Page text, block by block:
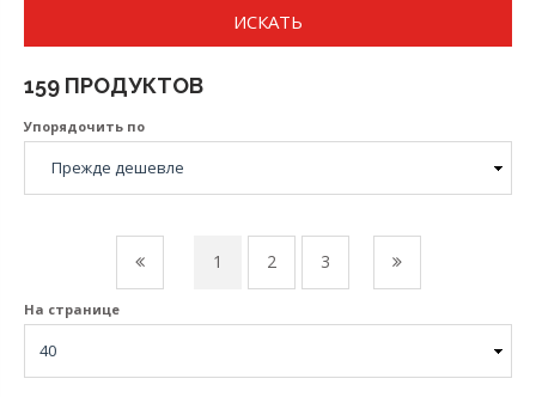
ИСКАТЬ
159 ПРОДУКТОВ
Упорядочить по
1 2 3
На странице